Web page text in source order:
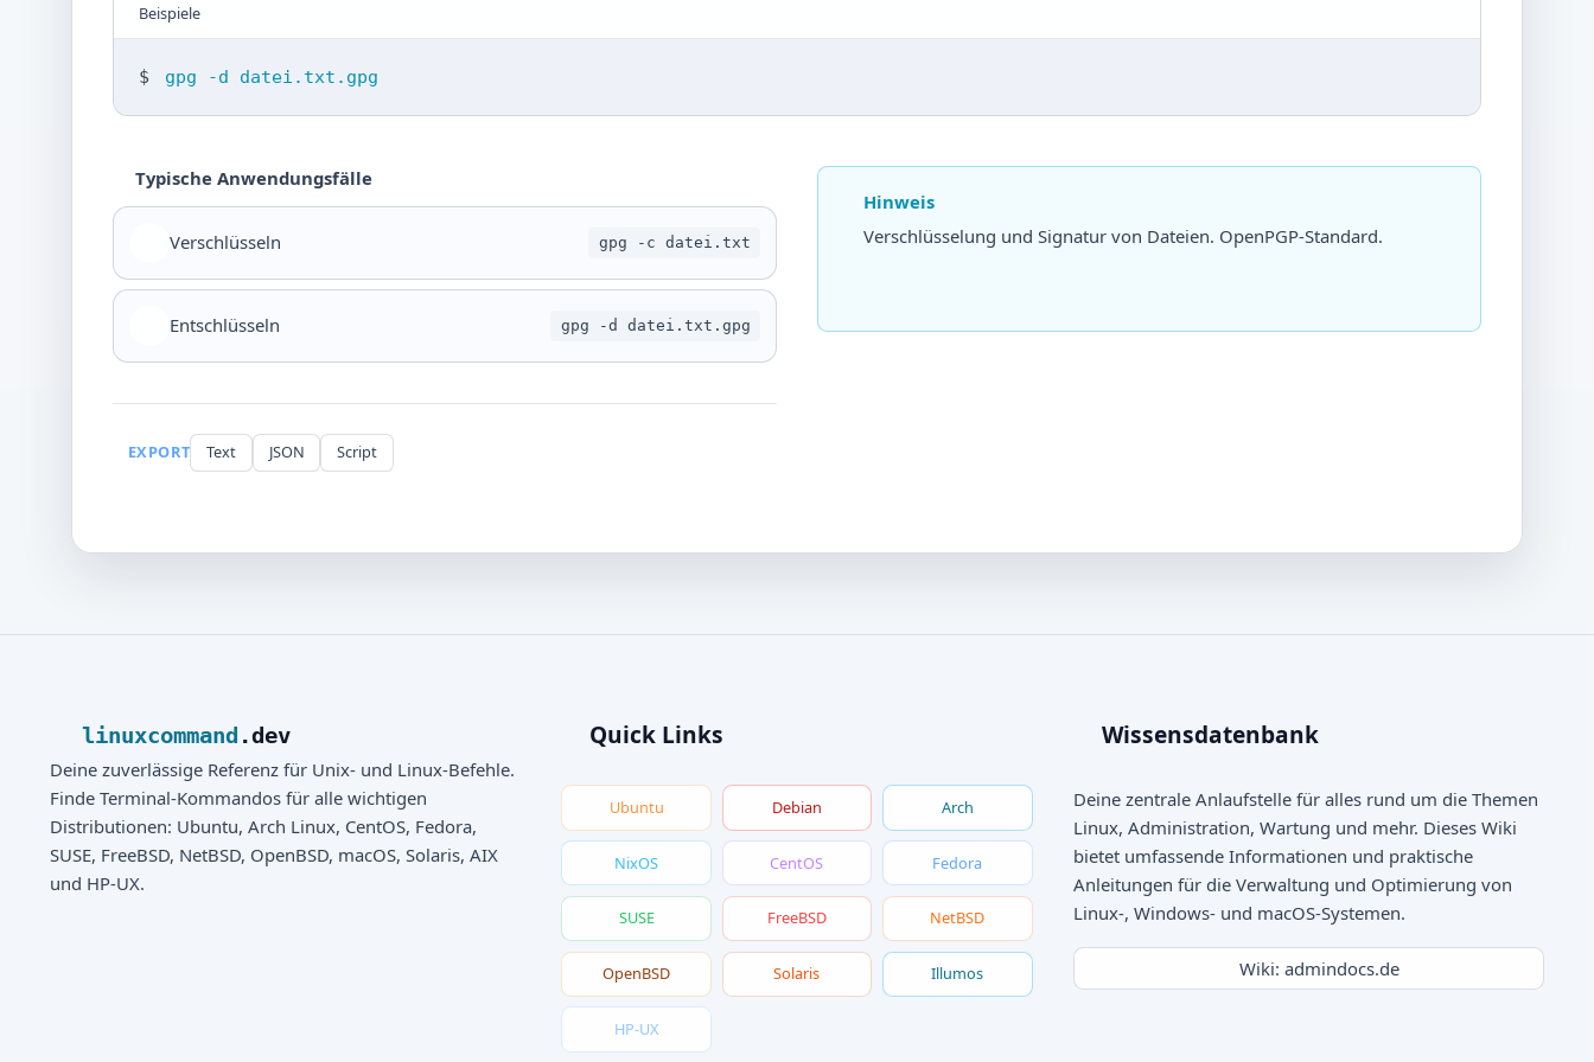
Beispiele
$ gpg -d datei.txt.gpg
Typische Anwendungsfälle
Verschlüsseln gpg -c datei.txt
Entschlüsseln gpg -d datei.txt.gpg
Hinweis
Verschlüsselung und Signatur von Dateien. OpenPGP-Standard.
EXPORT Text JSON Script
linuxcommand .dev
Deine zuverlässige Referenz für Unix- und Linux-Befehle.
Finde Terminal-Kommandos für alle wichtigen
Distributionen: Ubuntu, Arch Linux, CentOS, Fedora,
SUSE, FreeBSD, NetBSD, OpenBSD, macOS, Solaris, AIX
und HP-UX.
Quick Links
Ubuntu Debian Arch
NixOS CentOS Fedora
SUSE FreeBSD NetBSD
OpenBSD Solaris Illumos
HP-UX
Wissensdatenbank
Deine zentrale Anlaufstelle für alles rund um die Themen
Linux, Administration, Wartung und mehr. Dieses Wiki
bietet umfassende Informationen und praktische
Anleitungen für die Verwaltung und Optimierung von
Linux-, Windows- und macOS-Systemen.
Wiki: admindocs.de